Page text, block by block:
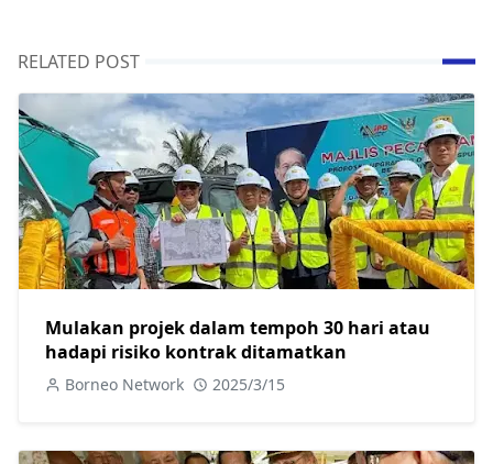
RELATED POST
Mulakan projek dalam tempoh 30 hari atau
hadapi risiko kontrak ditamatkan
Borneo Network 2025/3/15